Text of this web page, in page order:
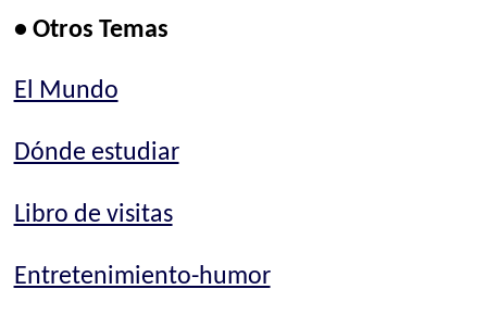
• Otros Temas
El Mundo
Dónde estudiar
Libro de visitas
Entretenimiento-humor